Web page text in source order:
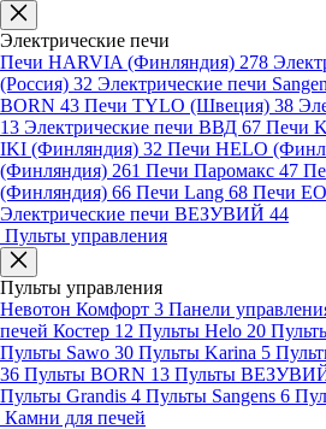
Электрические печи
Печи HARVIA (Финляндия) 278
(Россия) 32 Электрические печи
BORN 43 Печи TYLO (Швеция) 38
13 Электрические печи ВВД 67 Печи
IKI (Финляндия) 32 Печи HELO
(Финляндия) 261 Печи Паромакс 47
(Финляндия) 66 Печи Lang 68 Печи
Электрические печи ВЕЗУВИЙ 44
Пульты управления
Пульты управления
Невотон Комфорт 3 Панели
печей Костер 12 Пульты Helo 20
Пульты Sawo 30 Пульты Karina 5
36 Пульты BORN 13 Пульты
Пульты Grandis 4 Пульты Sangens 6
Камни для печей